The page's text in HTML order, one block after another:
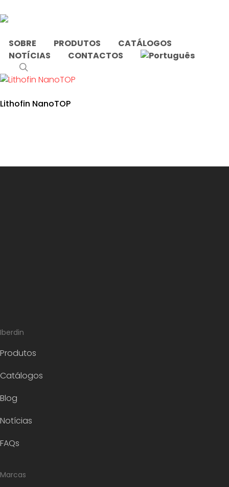
to
content
SOBRE PRODUTOS
CATÁLOGOS
NOTÍCIAS
CONTACTOS
Início Produtos etiquetados com “proteção”
Lithofin NanoTOP
Iberdin
Produtos
Catálogos
Blog
Notícias
FAQs
Marcas